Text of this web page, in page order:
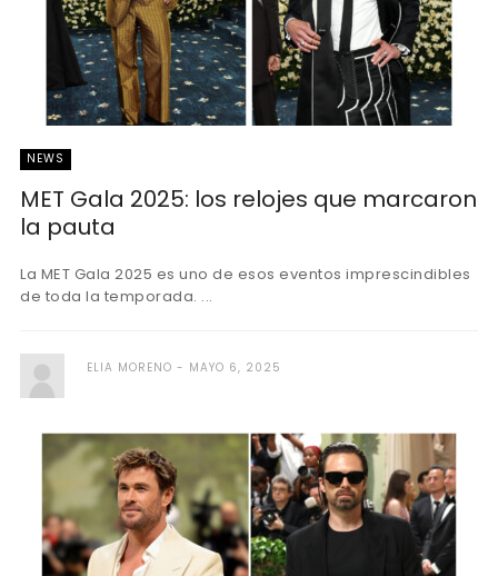
NEWS
MET Gala 2025: los relojes que marcaron
la pauta
La MET Gala 2025 es uno de esos eventos imprescindibles
de toda la temporada. ...
ELIA MORENO MAYO 6, 2025